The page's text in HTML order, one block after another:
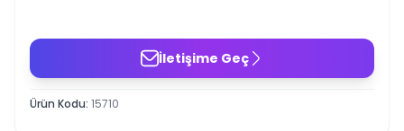
İletişime Geç
Ürün Kodu: 15710